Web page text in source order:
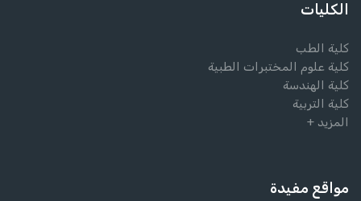
الكليات
كلية الطب
كلية علوم المختبرات الطبية
كلية الهندسة
كلية التربية
المزيد +
مواقع مفيدة